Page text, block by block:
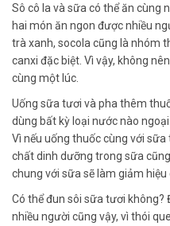
Sô cô la và sữa có thể ăn cùng
hai món ăn ngon được nhiều
trà xanh, socola cũng là nhóm
canxi đặc biệt. Vì vậy, không
cùng một lúc.
Uống sữa tươi và pha thêm
dùng bất kỳ loại nước nào
Vì nếu uống thuốc cùng với
chất dinh dưỡng trong sữa
chung với sữa sẽ làm giảm hiệu
Có thể đun sôi sữa tươi không?
nhiều người cũng vậy, vì thói